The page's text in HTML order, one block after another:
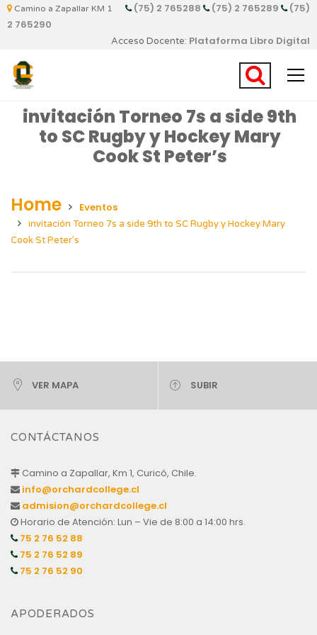
Camino a Zapallar KM 1 (75) 2 765288 (75) 2 765289
(75)
2 765290
Acceso Docente: Plataforma Libro Digital
invitación Torneo 7s a side 9th
to SC Rugby y Hockey Mary
Cook St Peter’s
Home Eventos
invitación Torneo 7s a side 9th to SC Rugby y Hockey Mary
Cook St Peter’s
VER MAPA SUBIR
CONTÁCTANOS
Camino a Zapallar, Km 1, Curicó, Chile.
info@orchardcollege.cl
admision@orchardcollege.cl
Horario de Atención: Lun – Vie de 8:00 a 14:00 hrs.
75 2 76 52 88
75 2 76 52 89
75 2 76 52 90
APODERADOS